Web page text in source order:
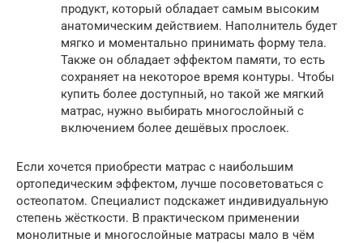
продукт, который обладает самым высоким
анатомическим действием. Наполнитель будет
мягко и моментально принимать форму тела.
Также он обладает эффектом памяти, то есть
сохраняет на некоторое время контуры. Чтобы
купить более доступный, но такой же мягкий
матрас, нужно выбирать многослойный с
включением более дешёвых прослоек.
Если хочется приобрести матрас с наибольшим
ортопедическим эффектом, лучше посоветоваться с
остеопатом. Специалист подскажет индивидуальную
степень жёсткости. В практическом применении
монолитные и многослойные матрасы мало в чём